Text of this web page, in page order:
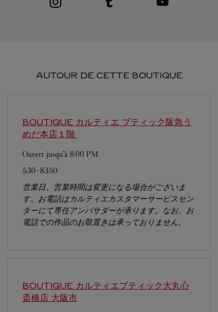
AUTOUR DE CETTE BOUTIQUE
BOUTIQUE カルティエ ブティック阪急う
めだ本店１階
Ouvert jusqu'à 8:00 PM
530-8350
営業日、営業時間は変更になる場合がございま
す。お電話はカルティエカスタマーサービスセン
ターにて専任アンバサダーが承ります。なお、お
電話での作品のお取置きは承っておりません。
BOUTIQUE カルティエブティック大丸心
斎橋店 大阪市